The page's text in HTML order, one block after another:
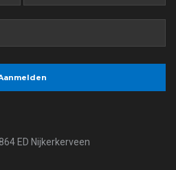
ED Nijkerkerveen